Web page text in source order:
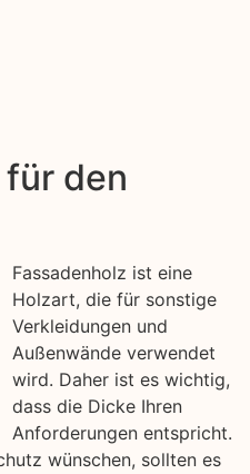
den
Fassadenholz ist eine
Holzart, die für sonstige
Verkleidungen und
Außenwände verwendet
wird. Daher ist es wichtig,
dass die Dicke Ihren
Anforderungen entspricht.
wünschen, sollten es